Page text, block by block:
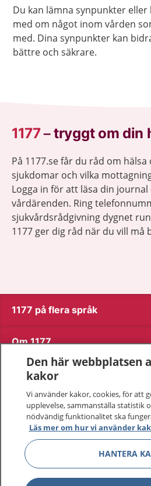
Du kan lämna synpunkter
med om något inom vården
med. Dina synpunkter kan
bättre och säkrare.
1177–tryggt om din
På 1177.se får du råd om
sjukdomar och vilka
Logga in för att läsa din
vårdärenden. Ring
sjukvårdsrådgivning dygnet
1177 ger dig råd när du vill må
1177 på flera språk
Om 1177
Kontakt
Behandling av personuppgifter
Hantering av kakor
Inställningar för kakor
Den här webbplatsen
kakor
Vi använder kakor, cookies, för att
upplevelse, sammanställa statistik
nödvändig funktionalitet ska
Läs mer om hur vi använder
HANTERA